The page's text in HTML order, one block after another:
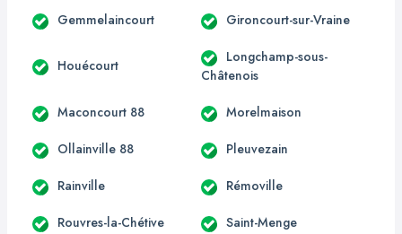
Gemmelaincourt Gironcourt-sur-Vraine
Houécourt
Longchamp-sous-
Châtenois
Maconcourt 88 Morelmaison
Ollainville 88 Pleuvezain
Rainville Rémoville
Rouvres-la-Chétive Saint-Menge